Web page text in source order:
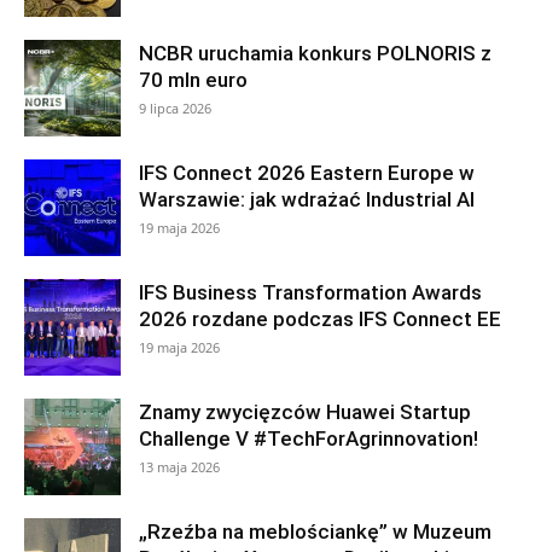
NCBR uruchamia konkurs POLNORIS z
70 mln euro
9 lipca 2026
IFS Connect 2026 Eastern Europe w
Warszawie: jak wdrażać Industrial AI
19 maja 2026
IFS Business Transformation Awards
2026 rozdane podczas IFS Connect EE
19 maja 2026
Znamy zwycięzców Huawei Startup
Challenge V #TechForAgrinnovation!
13 maja 2026
„Rzeźba na meblościankę” w Muzeum